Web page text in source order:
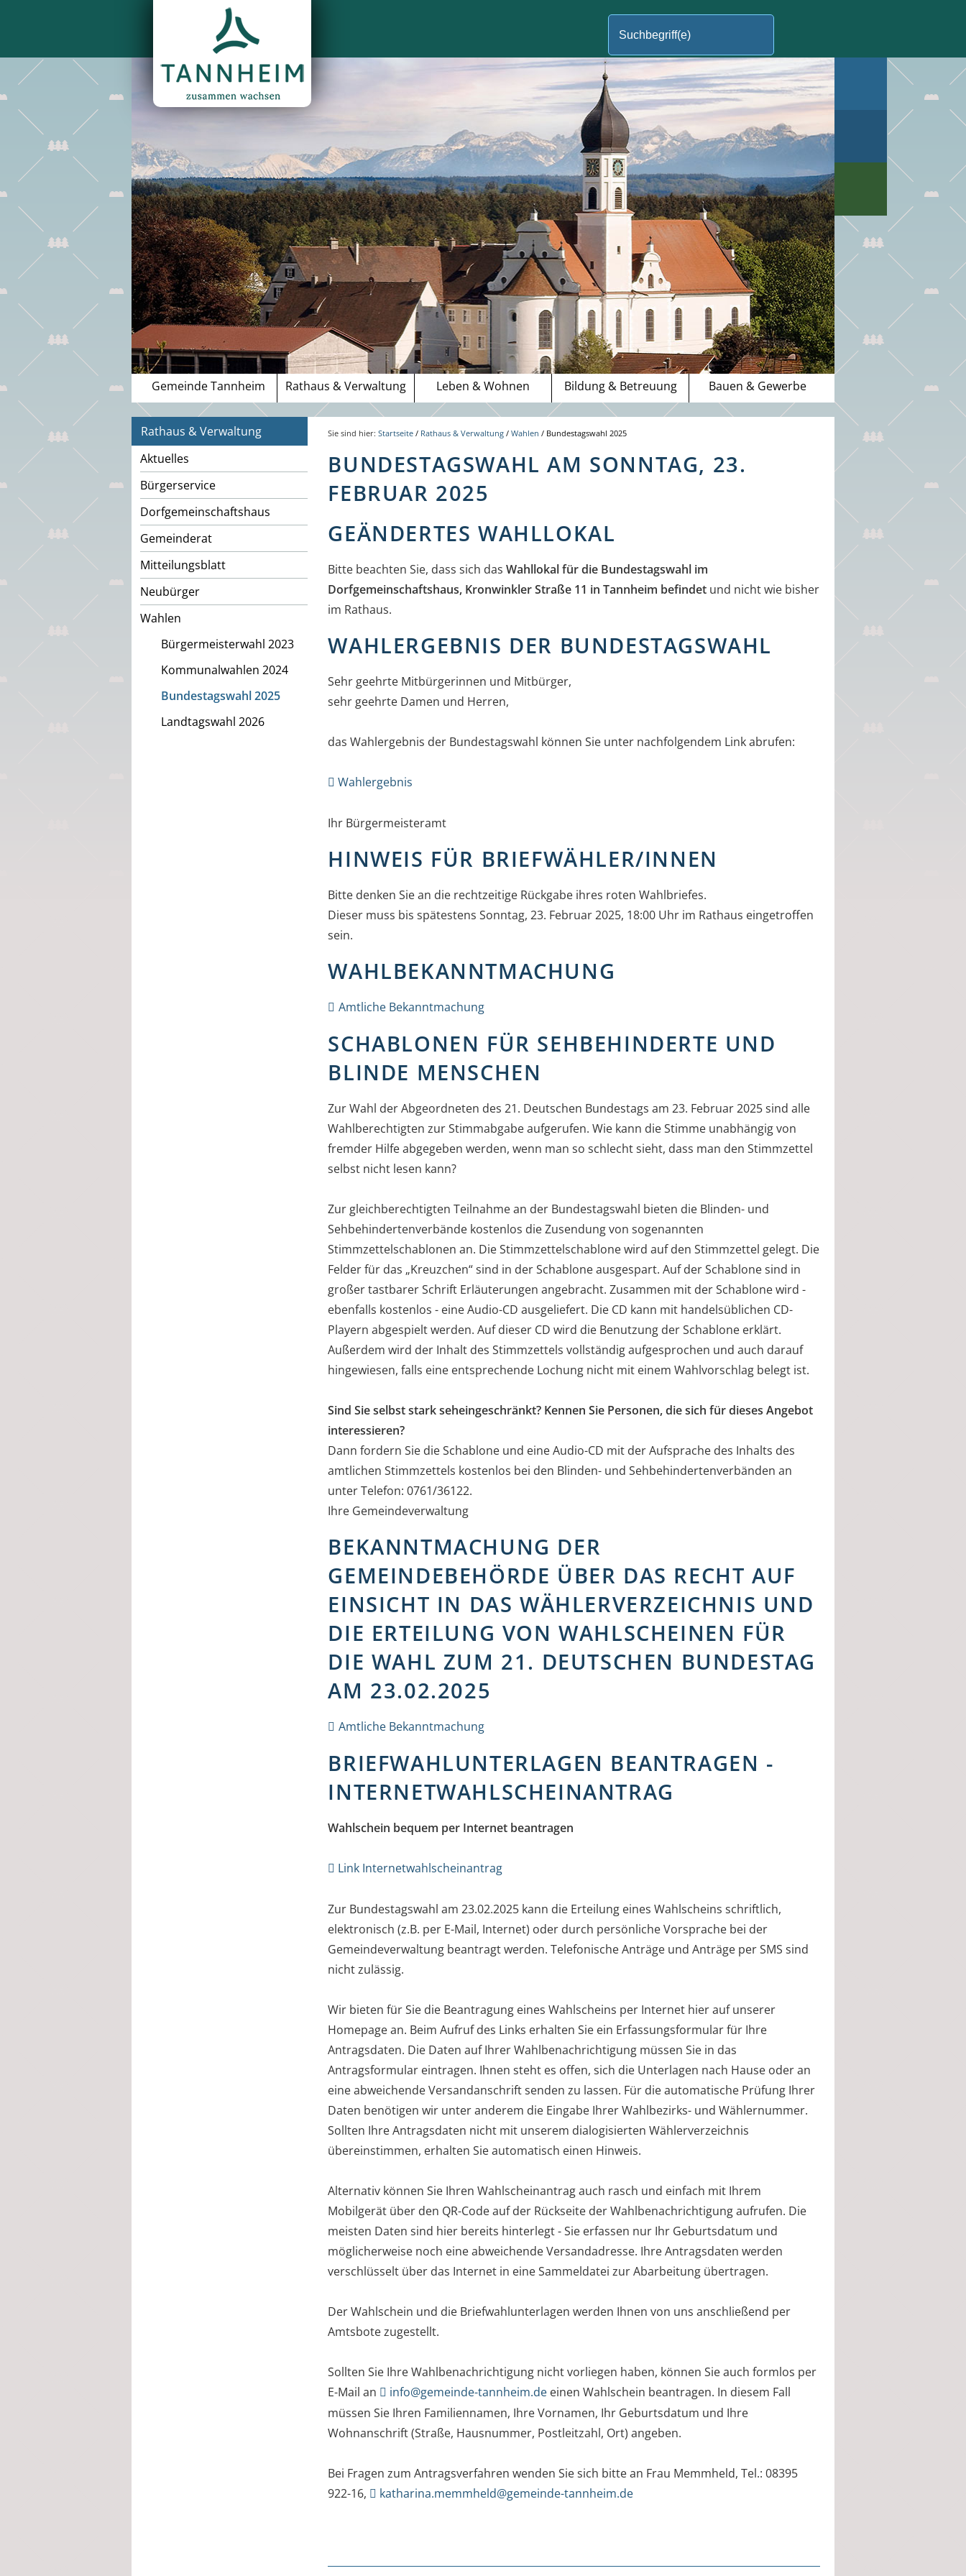
Gemeinde Tannheim Rathaus & Verwaltung Leben & Wohnen Bildung & Betreuung Bauen & Gewerbe
Rathaus & Verwaltung
Aktuelles
Bürgerservice
Dorfgemeinschaftshaus
Gemeinderat
Mitteilungsblatt
Neubürger
Wahlen
Bürgermeisterwahl 2023
Kommunalwahlen 2024
Bundestagswahl 2025
Landtagswahl 2026
Sie sind hier:Startseite / Rathaus & Verwaltung /Wahlen / Bundestagswahl 2025
BUNDESTAGSWAHL AM SONNTAG, 23.
FEBRUAR 2025
GEÄNDERTES WAHLLOKAL
Bitte beachten Sie, dass sich dasWahllokal für die Bundestagswahl im
Dorfgemeinschaftshaus, Kronwinkler Straße 11 in Tannheim befindet und nicht wie bisher
im Rathaus.
WAHLERGEBNIS DER BUNDESTAGSWAHL
Sehr geehrte Mitbürgerinnen und Mitbürger,
sehr geehrte Damen und Herren,
das Wahlergebnis der Bundestagswahl können Sie unter nachfolgendem Link abrufen:
Wahlergebnis
Ihr Bürgermeisteramt
HINWEIS FÜR BRIEFWÄHLER/INNEN
Bitte denken Sie an die rechtzeitige Rückgabe ihres roten Wahlbriefes.
Dieser muss bis spätestens Sonntag, 23. Februar 2025, 18:00 Uhr im Rathaus eingetroffen
sein.
WAHLBEKANNTMACHUNG
Amtliche Bekanntmachung
SCHABLONEN FÜR SEHBEHINDERTE UND
BLINDE MENSCHEN
Zur Wahl der Abgeordneten des 21. Deutschen Bundestags am 23. Februar 2025 sind alle
Wahlberechtigten zur Stimmabgabe aufgerufen. Wie kann die Stimme unabhängig von
fremder Hilfe abgegeben werden, wenn man so schlecht sieht, dass man den Stimmzettel
selbst nicht lesen kann?
Zur gleichberechtigten Teilnahme an der Bundestagswahl bieten die Blinden- und
Sehbehindertenverbände kostenlos die Zusendung von sogenannten
Stimmzettelschablonen an. Die Stimmzettelschablone wird auf den Stimmzettel gelegt. Die
Felder für das „Kreuzchen“ sind in der Schablone ausgespart. Auf der Schablone sind in
großer tastbarer Schrift Erläuterungen angebracht. Zusammen mit der Schablone wird -
ebenfalls kostenlos - eine Audio-CD ausgeliefert. Die CD kann mit handelsüblichen CD-
Playern abgespielt werden. Auf dieser CD wird die Benutzung der Schablone erklärt.
Außerdem wird der Inhalt des Stimmzettels vollständig aufgesprochen und auch darauf
hingewiesen, falls eine entsprechende Lochung nicht mit einem Wahlvorschlag belegt ist.
Sind Sie selbst stark seheingeschränkt? Kennen Sie Personen, die sich für dieses Angebot
interessieren?
Dann fordern Sie die Schablone und eine Audio-CD mit der Aufsprache des Inhalts des
amtlichen Stimmzettels kostenlos bei den Blinden- und Sehbehindertenverbänden an
unter Telefon: 0761/36122.
Ihre Gemeindeverwaltung
BEKANNTMACHUNG DER
GEMEINDEBEHÖRDE ÜBER DAS RECHT AUF
EINSICHT IN DAS WÄHLERVERZEICHNIS UND
DIE ERTEILUNG VON WAHLSCHEINEN FÜR
DIE WAHL ZUM 21. DEUTSCHEN BUNDESTAG
AM 23.02.2025
Amtliche Bekanntmachung
BRIEFWAHLUNTERLAGEN BEANTRAGEN -
INTERNETWAHLSCHEINANTRAG
Wahlschein bequem per Internet beantragen
Link Internetwahlscheinantrag
Zur Bundestagswahl am 23.02.2025 kann die Erteilung eines Wahlscheins schriftlich,
elektronisch (z.B. per E-Mail, Internet) oder durch persönliche Vorsprache bei der
Gemeindeverwaltung beantragt werden. Telefonische Anträge und Anträge per SMS sind
nicht zulässig.
Wir bieten für Sie die Beantragung eines Wahlscheins per Internet hier auf unserer
Homepage an. Beim Aufruf des Links erhalten Sie ein Erfassungsformular für Ihre
Antragsdaten. Die Daten auf Ihrer Wahlbenachrichtigung müssen Sie in das
Antragsformular eintragen. Ihnen steht es offen, sich die Unterlagen nach Hause oder an
eine abweichende Versandanschrift senden zu lassen. Für die automatische Prüfung Ihrer
Daten benötigen wir unter anderem die Eingabe Ihrer Wahlbezirks- und Wählernummer.
Sollten Ihre Antragsdaten nicht mit unserem dialogisierten Wählerverzeichnis
übereinstimmen, erhalten Sie automatisch einen Hinweis.
Alternativ können Sie Ihren Wahlscheinantrag auch rasch und einfach mit Ihrem
Mobilgerät über den QR-Code auf der Rückseite der Wahlbenachrichtigung aufrufen. Die
meisten Daten sind hier bereits hinterlegt - Sie erfassen nur Ihr Geburtsdatum und
möglicherweise noch eine abweichende Versandadresse. Ihre Antragsdaten werden
verschlüsselt über das Internet in eine Sammeldatei zur Abarbeitung übertragen.
Der Wahlschein und die Briefwahlunterlagen werden Ihnen von uns anschließend per
Amtsbote zugestellt.
Sollten Sie Ihre Wahlbenachrichtigung nicht vorliegen haben, können Sie auch formlos per
E-Mail an
info@gemeinde-tannheim.de einen Wahlschein beantragen. In diesem Fall
müssen Sie Ihren Familiennamen, Ihre Vornamen, Ihr Geburtsdatum und Ihre
Wohnanschrift (Straße, Hausnummer, Postleitzahl, Ort) angeben.
Bei Fragen zum Antragsverfahren wenden Sie sich bitte an Frau Memmheld, Tel.: 08395
922-16,
katharina.memmheld@gemeinde-tannheim.de